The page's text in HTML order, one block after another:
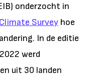
onderzocht in
Survey hoe
In de editie
werd
uit 30 landen